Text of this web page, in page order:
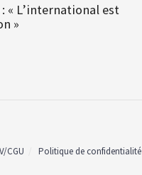
« L’international est
»
CGU Politique de confidentialité